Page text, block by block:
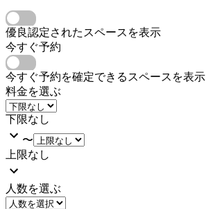
優良認定されたスペースを表示
今すぐ予約
今すぐ予約を確定できるスペースを表示
料金を選ぶ
下限なし
〜
上限なし
人数を選ぶ